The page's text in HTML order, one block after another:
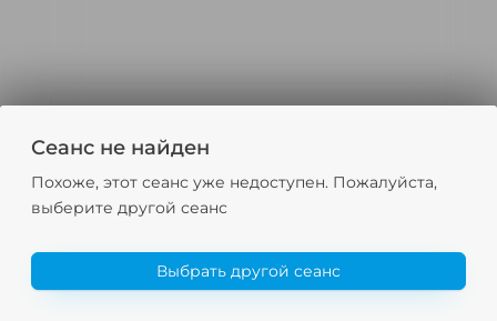
Сеанс не найден
Похоже, этот сеанс уже недоступен. Пожалуйста,
выберите другой сеанс
Выбрать другой сеанс